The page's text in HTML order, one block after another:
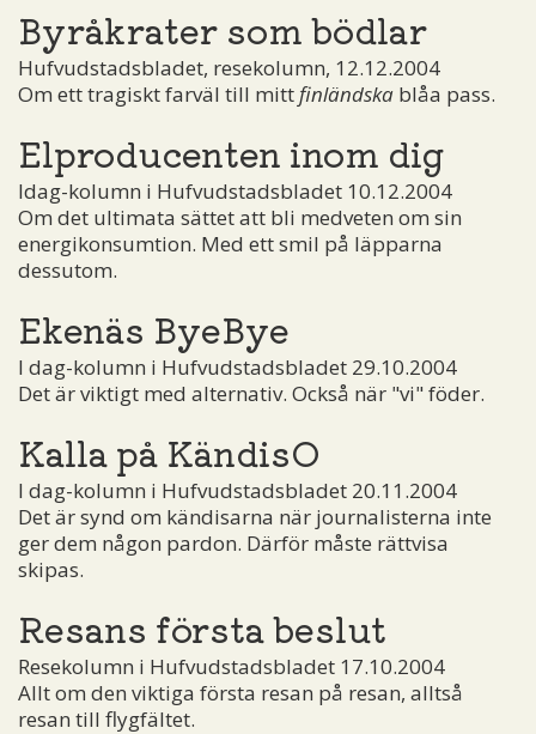
Byråkrater som bödlar
Hufvudstadsbladet, resekolumn, 12.12.2004
Om ett tragiskt farväl till mitt finländska blåa pass.
Elproducenten inom dig
Idag-kolumn i Hufvudstadsbladet 10.12.2004
Om det ultimata sättet att bli medveten om sin
energikonsumtion. Med ett smil på läpparna
dessutom.
Ekenäs ByeBye
I dag-kolumn i Hufvudstadsbladet 29.10.2004
Det är viktigt med alternativ. Också när "vi" föder.
Kalla på KändisO
I dag-kolumn i Hufvudstadsbladet 20.11.2004
Det är synd om kändisarna när journalisterna inte
ger dem någon pardon. Därför måste rättvisa
skipas.
Resans första beslut
Resekolumn i Hufvudstadsbladet 17.10.2004
Allt om den viktiga första resan på resan, alltså
resan till flygfältet.